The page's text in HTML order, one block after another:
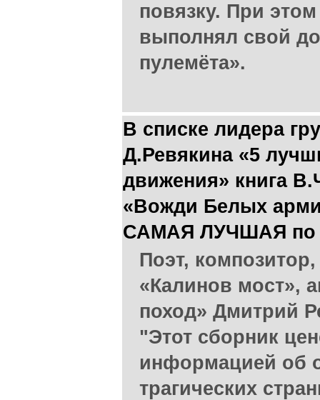
повязку. При
выполнял свой
пулемёта».
В списке лидера
Д.Ревякина «5
движения» книга
«Вожди Белых
САМАЯ ЛУЧШАЯ по
Поэт,
«Калинов мост»,
поход» Дмитрий
"Этот сборник
информацией об
трагических